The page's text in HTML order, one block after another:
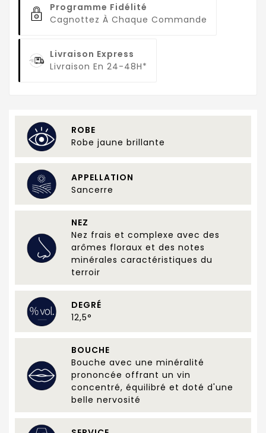
Programme Fidélité
Cagnottez À Chaque Commande
Livraison Express
Livraison En 24-48H*
ROBE
Robe jaune brillante
APPELLATION
Sancerre
NEZ
Nez frais et complexe avec des
arômes floraux et des notes
minérales caractéristiques du
terroir
DEGRÉ
12,5°
BOUCHE
Bouche avec une minéralité
prononcée offrant un vin
concentré, équilibré et doté d'une
belle nervosité